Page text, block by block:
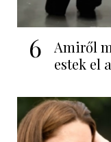
6
Amiről
estek el